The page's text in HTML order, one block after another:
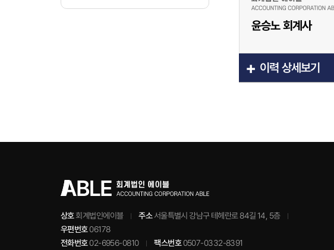
윤승노 회계사
+ 이력 상세보기
상호회계법인에이블 주소서울특별시 강남구 테헤란로 84길 14, 5층
우편번호06178
전화번호02-6956-0810 팩스번호0507-0332-8391